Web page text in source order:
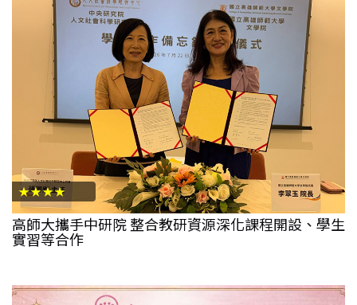
★★★★
高師大攜手中研院 整合教研資源深化課程開設、學生
實習等合作